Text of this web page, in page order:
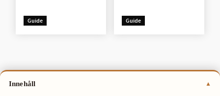
Innehåll ▼
släpar i marken eller
Guide Guide